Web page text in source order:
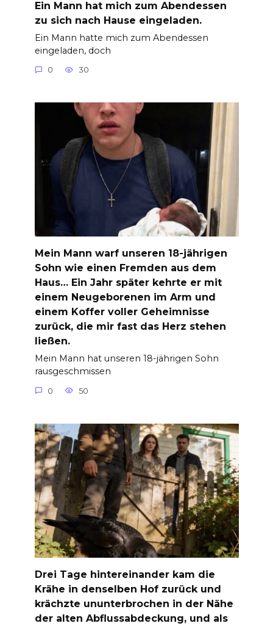
Ein Mann hat mich zum Abendessen
zu sich nach Hause eingeladen.
Ein Mann hatte mich zum Abendessen
eingeladen, doch
0 30
Mein Mann warf unseren 18-jährigen
Sohn wie einen Fremden aus dem
Haus… Ein Jahr später kehrte er mit
einem Neugeborenen im Arm und
einem Koffer voller Geheimnisse
zurück, die mir fast das Herz stehen
ließen.
Mein Mann hat unseren 18-jährigen Sohn
rausgeschmissen
0 50
Drei Tage hintereinander kam die
Krähe in denselben Hof zurück und
krächzte ununterbrochen in der Nähe
der alten Abflussabdeckung, und als